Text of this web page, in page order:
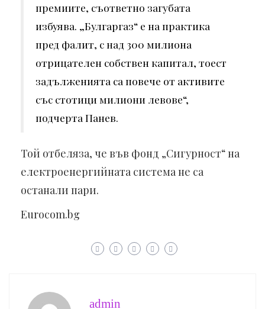
премиите, съответно загубата
избуява. „Булгаргаз“ е на практика
пред фалит, с над 300 милиона
отрицателен собствен капитал, тоест
задълженията са повече от активите
със стотици милиони левове“,
подчерта Панев.
Той отбеляза, че във фонд „Сигурност“ на
електроенергийната система не са
останали пари.
Eurocom.bg
admin